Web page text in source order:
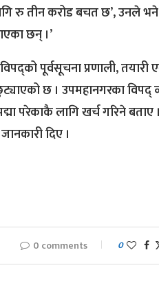
रु तीन करोड बचत छ’, उनले
छन् ।’
पूर्वसूचना प्रणाली,
छ । उपमहानगरका विपद्
परेकाकै लागि खर्च गरिने बताए
दिए ।
0 comments 0